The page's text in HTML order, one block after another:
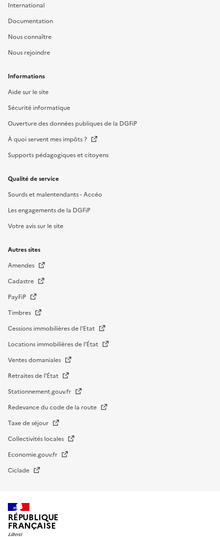
International
Documentation
Nous connaître
Nous rejoindre
Informations
Aide sur le site
Sécurité informatique
Ouverture des données publiques de la DGFiP
À quoi servent mes impôts ?
Supports pédagogiques et citoyens
Qualité de service
Sourds et malentendants - Accéo
Les engagements de la DGFiP
Votre avis sur le site
Autres sites
Amendes
Cadastre
PayFiP
Timbres
Cessions immobilières de l'Etat
Locations immobilières de l’État
Ventes domaniales
Retraites de l'État
Stationnement.gouv.fr
Redevance du code de la route
Taxe de séjour
Collectivités locales
Economie.gouv.fr
Ciclade
RÉPUBLIQUE
FRANÇAISE